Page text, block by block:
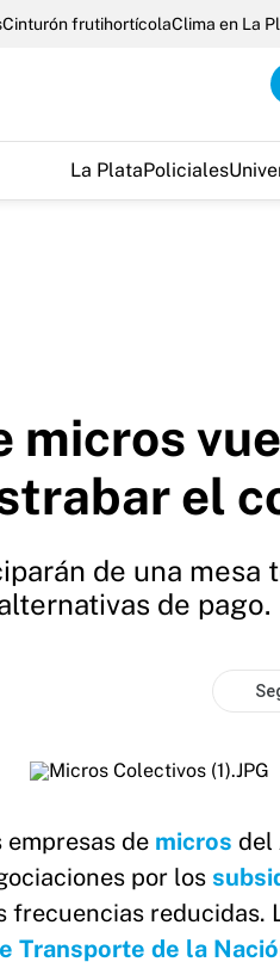
Cinturón frutihortícolaClima en La
La PlataPoliciales
micros
el
de una
de pago.
de micros del
por los
reducidas.
Transporte de la